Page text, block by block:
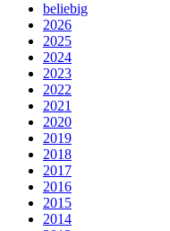
beliebig
2026
2025
2024
2023
2022
2021
2020
2019
2018
2017
2016
2015
2014